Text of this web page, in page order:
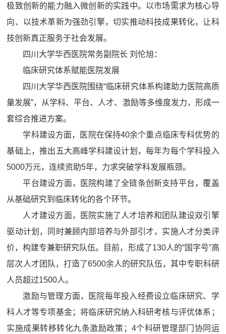
极致创新的能力融入微创新的实践中。以市场需求为核心导
向、以技术革新为强劲引擎，切实推动科技成果转化，让科
技创新真正服务于社会发展。
四川大学华西医院常务副院长 刘伦旭：
临床研究体系赋能医院发展
四川大学华西医院围绕“临床研究体系构建助力医院高质
量发展”，从学科、平台、人才、激励等多维度发力，形成一
套综合推进方案。
学科建设方面，医院在保持40余个重点临床专科优势的
基础上，推出五大高峰学科建设计划，每年为每个学科投入
5000万元，连续资助5年，力求突破学科发展瓶颈。
平台建设方面，医院构建了全链条创新支持平台，覆盖
从基础研究到临床转化的各个环节。
人才建设方面，医院实施了人才培养和团队建设双引擎
驱动计划，同时兼顾内部培养与外部引才，实施人才分类评
价，构建专兼职研究队伍。目前，形成了130人的“国字号”高
层次人才团队，打造了6500余人的研究队伍，其中专职科研
人员超过1500人。
激励与管理方面，医院每年投入经费设立临床研究、学
科人才等专项基金；将临床研究纳入科研考核与评优体系；
实施成果转移转化九条激励政策；4个科研管理部门协同运